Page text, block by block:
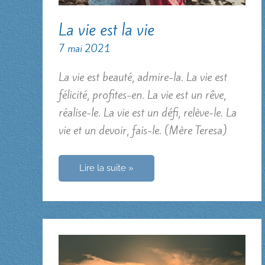
La vie est la vie
7 mai 2021
La vie est beauté, admire-la. La vie est
félicité, profites-en. La vie est un rêve,
réalise-le. La vie est un défi, relève-le. La
vie et un devoir, fais-le. (Mère Teresa)
La
est
vie
Lire la suite »